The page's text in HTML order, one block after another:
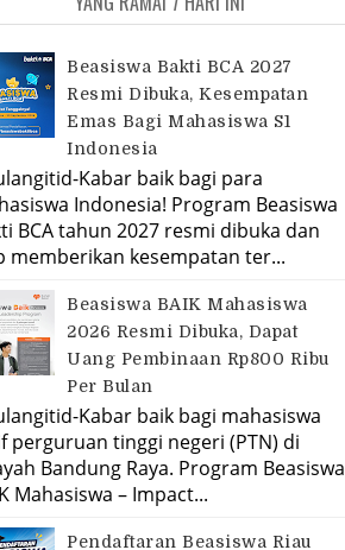
Beasiswa Bakti BCA 2027
Resmi Dibuka, Kesempatan
Emas Bagi Mahasiswa S1
Indonesia
Kabar baik bagi para
Indonesia! Program Beasiswa
BCA tahun 2027 resmi dibuka dan
memberikan kesempatan ter...
Beasiswa BAIK Mahasiswa
2026 Resmi Dibuka, Dapat
Uang Pembinaan Rp800 Ribu
Per Bulan
Kabar baik bagi mahasiswa
perguruan tinggi negeri (PTN) di
Bandung Raya. Program Beasiswa
Mahasiswa – Impact...
Pendaftaran Beasiswa Riau